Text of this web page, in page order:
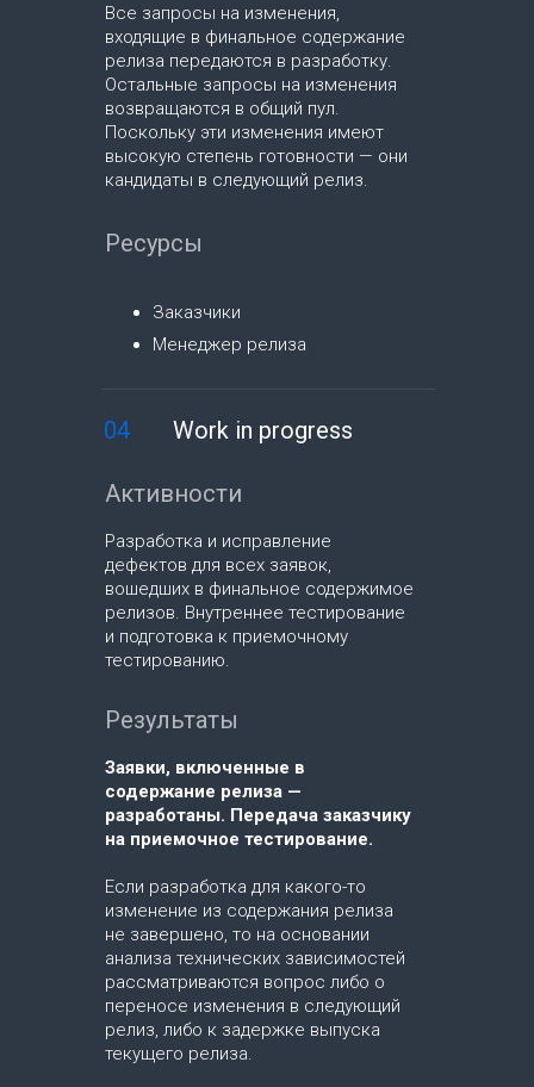
Все запросы на изменения,
входящие в финальное содержание
релиза передаются в разработку.
Остальные запросы на изменения
возвращаются в общий пул.
Поскольку эти изменения имеют
высокую степень готовности — они
кандидаты в следующий релиз.
Ресурсы
Заказчики
Менеджер релиза
04 Work in progress
Активности
Разработка и исправление
дефектов для всех заявок,
вошедших в финальное содержимое
релизов. Внутреннее тестирование
и подготовка к приемочному
тестированию.
Результаты
Заявки, включенные в
содержание релиза —
разработаны. Передача заказчику
на приемочное тестирование.
Если разработка для какого-то
изменение из содержания релиза
не завершено, то на основании
анализа технических зависимостей
рассматриваются вопрос либо о
переносе изменения в следующий
релиз, либо к задержке выпуска
текущего релиза.